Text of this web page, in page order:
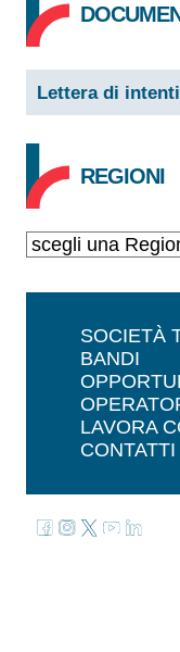
Lettera di
REGIONI
SOCIETÀ
BANDI
LAVORA
CONTATTI